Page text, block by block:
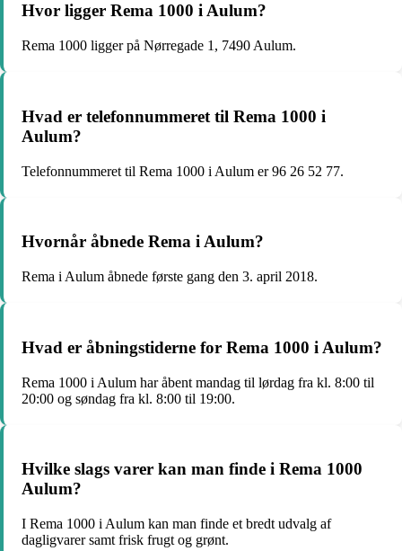
Hvor ligger Rema 1000 i Aulum?
Rema 1000 ligger på Nørregade 1, 7490 Aulum.
Hvad er telefonnummeret til Rema 1000 i
Aulum?
Telefonnummeret til Rema 1000 i Aulum er 96 26 52 77.
Hvornår åbnede Rema i Aulum?
Rema i Aulum åbnede første gang den 3. april 2018.
Hvad er åbningstiderne for Rema 1000 i Aulum?
Rema 1000 i Aulum har åbent mandag til lørdag fra kl. 8:00 til
20:00 og søndag fra kl. 8:00 til 19:00.
Hvilke slags varer kan man finde i Rema 1000
Aulum?
I Rema 1000 i Aulum kan man finde et bredt udvalg af
dagligvarer samt frisk frugt og grønt.